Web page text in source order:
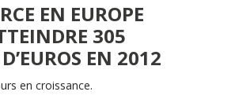
EN EUROPE
305
EN 2012
en croissance.